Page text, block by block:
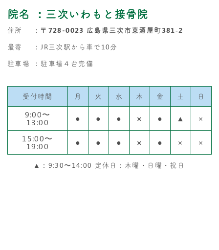
院名 ：三次いわもと接骨院
住所 ： 〒728-0023 広島県三次市東酒屋町381‐2
最寄
：JR三次駅から車で10分
駐車場
：駐車場４台完備
受付時間 月 火 水 木 金 土 日
9:00〜
13:00 ● ● ● × ● ▲
×
15:00〜
19:00 ● ● ● × ● × ×
▲：9:30〜14:00 定休日：木曜・日曜・祝日